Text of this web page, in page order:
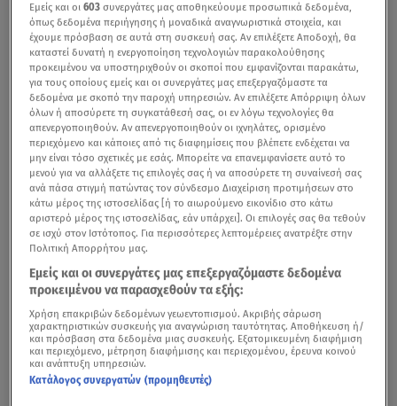
Εμείς και οι603 συνεργάτες μας αποθηκεύουμε προσωπικά δεδομένα,
όπως δεδομένα περιήγησης ή μοναδικά αναγνωριστικά στοιχεία, και
έχουμε πρόσβαση σε αυτά στη συσκευή σας. Αν επιλέξετε Αποδοχή, θα
καταστεί δυνατή η ενεργοποίηση τεχνολογιών παρακολούθησης
προκειμένου να υποστηριχθούν οι σκοποί που εμφανίζονται παρακάτω,
για τους οποίους εμείς και οι συνεργάτες μας επεξεργαζόμαστε τα
δεδομένα με σκοπό την παροχή υπηρεσιών. Αν επιλέξετε Απόρριψη όλων
όλων ή αποσύρετε τη συγκατάθεσή σας, οι εν λόγω τεχνολογίες θα
απενεργοποιηθούν. Αν απενεργοποιηθούν οι ιχνηλάτες, ορισμένο
περιεχόμενο και κάποιες από τις διαφημίσεις που βλέπετε ενδέχεται να
μην είναι τόσο σχετικές με εσάς. Μπορείτε να επανεμφανίσετε αυτό το
μενού για να αλλάξετε τις επιλογές σας ή να αποσύρετε τη συναίνεσή σας
ανά πάσα στιγμή πατώντας τον σύνδεσμο Διαχείριση προτιμήσεων στο
κάτω μέρος της ιστοσελίδας [ή το αιωρούμενο εικονίδιο στο κάτω
αριστερό μέρος της ιστοσελίδας, εάν υπάρχει]. Οι επιλογές σας θα τεθούν
σε ισχύ στον Ιστότοπος. Για περισσότερες λεπτομέρειες ανατρέξτε στην
Πολιτική Απορρήτου μας.
Εμείς και οι συνεργάτες μας επεξεργαζόμαστε δεδομένα
προκειμένου να παρασχεθούν τα εξής:
Χρήση επακριβών δεδομένων γεωεντοπισμού. Ακριβής σάρωση
χαρακτηριστικών συσκευής για αναγνώριση ταυτότητας. Αποθήκευση ή/
και πρόσβαση στα δεδομένα μιας συσκευής. Εξατομικευμένη διαφήμιση
και περιεχόμενο, μέτρηση διαφήμισης και περιεχομένου, έρευνα κοινού
και ανάπτυξη υπηρεσιών.
Κατάλογος συνεργατών (προμηθευτές)